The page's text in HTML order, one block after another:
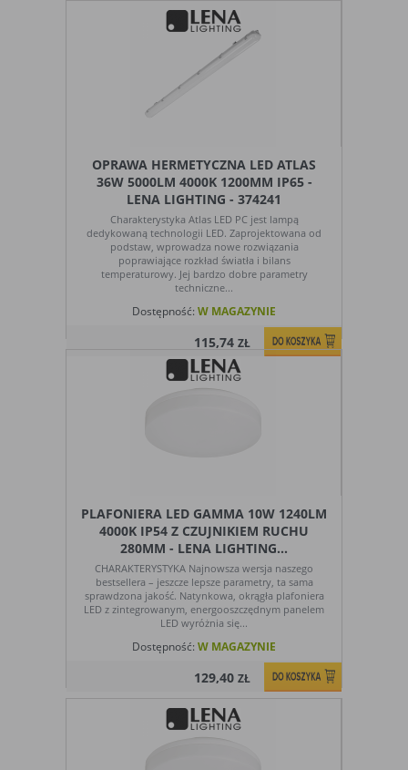
OPRAWA HERMETYCZNA LED ATLAS
36W 5000LM 4000K 1200MM IP65 -
LENA LIGHTING - 374241
Charakterystyka Atlas LED PC jest lampą
dedykowaną technologii LED. Zaprojektowana od
podstaw, wprowadza nowe rozwiązania
poprawiające rozkład światła i bilans
temperaturowy. Jej bardzo dobre parametry
techniczne...
Dostępność: W MAGAZYNIE
115,74ZŁ
PLAFONIERA LED GAMMA 10W 1240LM
4000K IP54 Z CZUJNIKIEM RUCHU
280MM - LENA LIGHTING...
CHARAKTERYSTYKA Najnowsza wersja naszego
bestsellera – jeszcze lepsze parametry, ta sama
sprawdzona jakość. Natynkowa, okrągła plafoniera
LED z zintegrowanym, energooszczędnym panelem
LED wyróżnia się...
Dostępność: W MAGAZYNIE
129,40ZŁ